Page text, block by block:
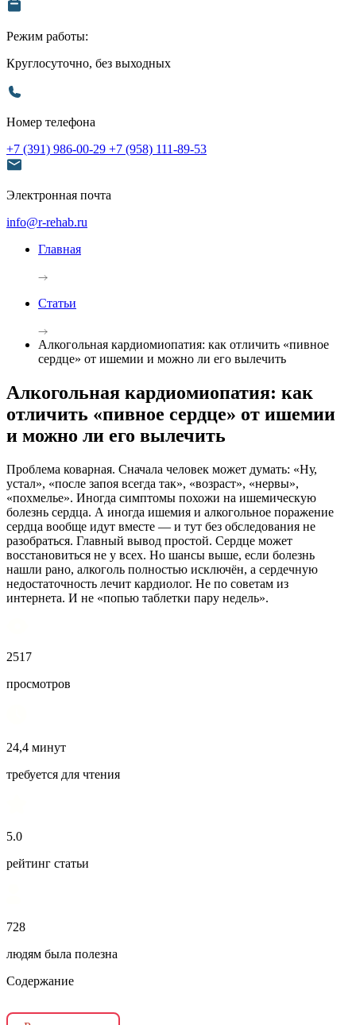
Режим работы:
Круглосуточно, без выходных
Номер телефона
+7 (391) 986-00-29 +7 (958) 111-89-53
Электронная почта
info@r-rehab.ru
Главная
Статьи
Алкогольная кардиомиопатия: как отличить «пивное
сердце» от ишемии и можно ли его вылечить
Алкогольная кардиомиопатия: как
отличить «пивное сердце» от ишемии
и можно ли его вылечить
Проблема коварная. Сначала человек может думать: «Ну,
устал», «после запоя всегда так», «возраст», «нервы»,
«похмелье». Иногда симптомы похожи на ишемическую
болезнь сердца. А иногда ишемия и алкогольное поражение
сердца вообще идут вместе — и тут без обследования не
разобраться. Главный вывод простой. Сердце может
восстановиться не у всех. Но шансы выше, если болезнь
нашли рано, алкоголь полностью исключён, а сердечную
недостаточность лечит кардиолог. Не по советам из
интернета. И не «попью таблетки пару недель».
2517
просмотров
24,4 минут
требуется для чтения
5.0
рейтинг статьи
728
людям была полезна
Содержание